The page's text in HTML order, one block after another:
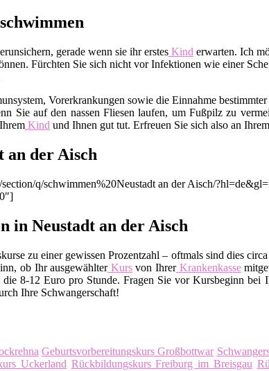
gerade wenn sie ihr erstes Kind erwarten. Ich
Fürchten Sie sich nicht vor Infektionen wie einer
Vorerkrankungen sowie die Einnahme
Sie auf den nassen Fliesen laufen, um Fußpilz zu
Kind und Ihnen gut tut. Erfreuen Sie sich also an
an der Aisch
q/schwimmen%20Neustadt an der Aisch/
in Neustadt an der Aisch
zu einer gewissen Prozentzahl – oftmals sind dies
ob Ihr ausgewählterKursvon IhrerKrankenkasse
8-12 Euro pro Stunde. Fragen Sie vor Kursbeginn bei
Ihre Schwangerschaft!
Geburtsvorbereitungskurs Großbottwar
Uckerland Rückbildungskurs Freiburg im Breisgau